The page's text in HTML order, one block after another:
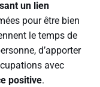
un lien
pour être bien
le temps de
d’apporter
avec
positive.